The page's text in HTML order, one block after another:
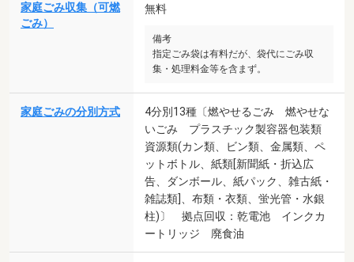
家庭ごみ収集（可燃
ごみ）
無料
備考
指定ごみ袋は有料だが、袋代にごみ収
集・処理料金等を含まず。
家庭ごみの分別方式
4分別13種〔燃やせるごみ 燃やせな
いごみ プラスチック製容器包装類
資源類(カン類、ビン類、金属類、ペ
ットボトル、紙類[新聞紙・折込広
告、ダンボール、紙パック、雑古紙・
雑誌類]、布類・衣類、蛍光管・水銀
柱)〕 拠点回収：乾電池 インクカ
ートリッジ 廃食油